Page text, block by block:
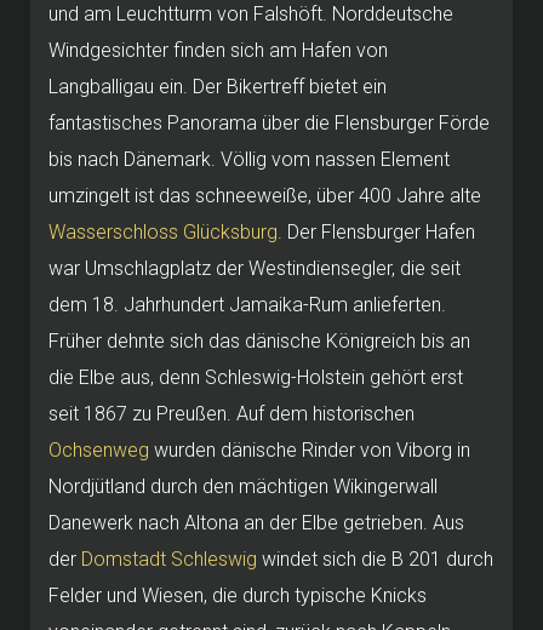
und am Leuchtturm von Falshöft. Norddeutsche
Windgesichter finden sich am Hafen von
Langballigau ein. Der Bikertreff bietet ein
fantastisches Panorama über die Flensburger Förde
bis nach Dänemark. Völlig vom nassen Element
umzingelt ist das schneeweiße, über 400 Jahre alte
Wasserschloss Glücksburg . Der Flensburger Hafen
war Umschlagplatz der Westindiensegler, die seit
dem 18. Jahrhundert Jamaika-Rum anlieferten.
Früher dehnte sich das dänische Königreich bis an
die Elbe aus, denn Schleswig-Holstein gehört erst
seit 1867 zu Preußen. Auf dem historischen
Ochsenweg wurden dänische Rinder von Viborg in
Nordjütland durch den mächtigen Wikingerwall
Danewerk nach Altona an der Elbe getrieben. Aus
der Domstadt Schleswig windet sich die B 201 durch
Felder und Wiesen, die durch typische Knicks